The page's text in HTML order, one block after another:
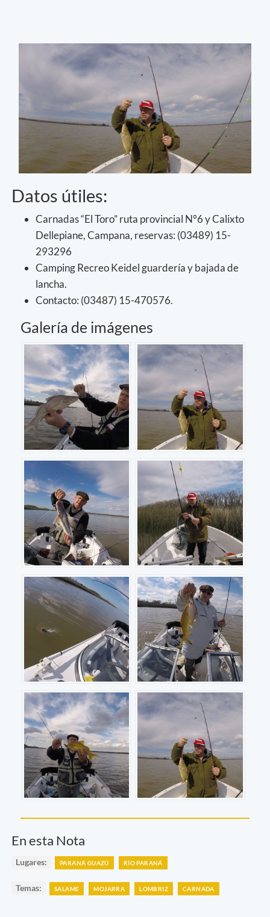
Datos útiles:
Carnadas “El Toro” ruta provincial N°6 y Calixto
Dellepiane, Campana, reservas: (03489) 15-
293296
Camping Recreo Keidel guardería y bajada de
lancha.
Contacto: (03487) 15-470576.
Galería de imágenes
En esta Nota
Lugares: PARANÁ GUAZÚ RÍO PARANÁ
Temas: SALAME MOJARRA LOMBRIZ CARNADA